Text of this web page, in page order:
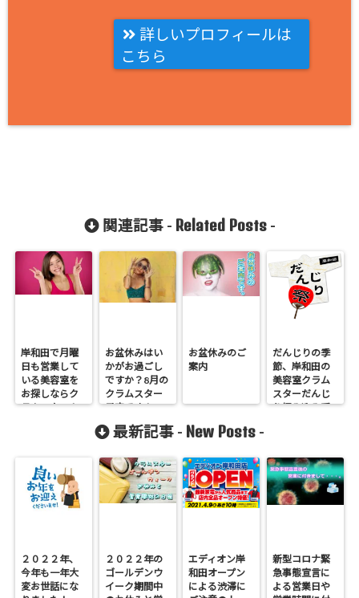
詳しいプロフィールは
こちら
関連記事 - Related Posts-
岸和田で月曜
日も営業して
いる美容室を
お探しならク
ラムスター！
お盆休みはい
かがお過ごし
ですか？8月の
クラムスター
予定です！
お盆休みのご
案内
だんじりの季
節、岸和田の
美容室クラム
スターだんじ
り編み込み受
最新記事 - New Posts -
２０２２年、
今年も一年大
変お世話にな
２０２２年の
ゴールデンウ
イーク期間中
エディオン岸
和田オープン
による渋滞に
新型コロナ緊
急事態宣言に
よる営業日や